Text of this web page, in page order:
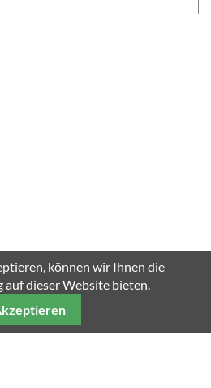
können wir Ihnen die
auf dieser Website bieten.